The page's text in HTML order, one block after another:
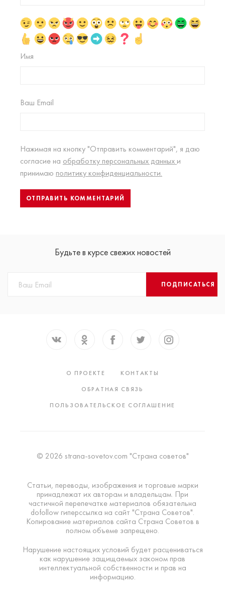
Имя
Ваш Email
Нажимая на кнопку "Отправить комментарий", я даю
согласие на обработку персональных данных и
принимаю политику конфиденциальности.
Будьте в курсе свежих новостей
ПОДПИСАТЬСЯ
О ПРОЕКТЕ
КОНТАКТЫ
ОБРАТНАЯ СВЯЗЬ
ПОЛЬЗОВАТЕЛЬСКОЕ СОГЛАШЕНИЕ
© 2026 strana-sovetov.com "Страна советов"
Статьи, переводы, изображения и торговые марки
принадлежат их авторам и владельцам. При
частичной перепечатке материалов обязательна
dofollow гиперссылка на сайт "Страна Советов".
Копирование материалов сайта Страна Советов в
полном объеме запрещено.
Нарушение настоящих условий будет расцениваться
как нарушение защищаемых законом прав
интеллектуальной собственности и прав на
информацию.